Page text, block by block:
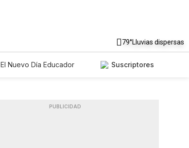
79°Lluvias dispersas
El Nuevo Día Educador
Suscriptores
PUBLICIDAD